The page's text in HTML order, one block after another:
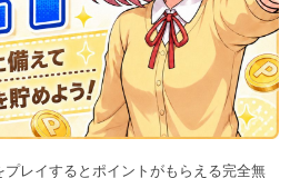
レイするとポイントがもらえる完全無